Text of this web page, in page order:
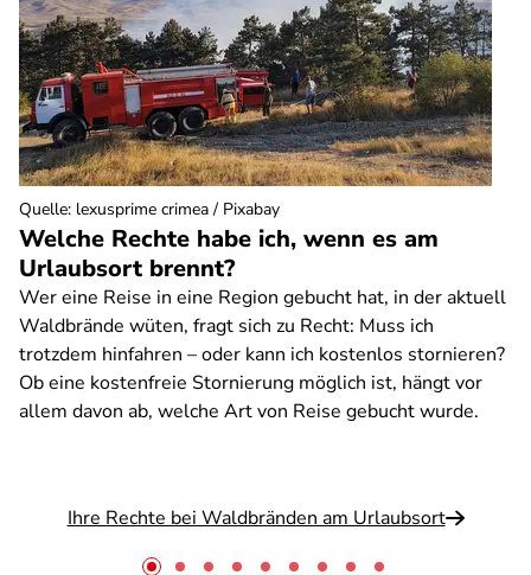
Welche Rechte habe ich, wenn es am
Urlaubsort brennt?
Wer eine Reise in eine Region gebucht hat, in der aktuell
Waldbrände wüten, fragt sich zu Recht: Muss ich
trotzdem hinfahren – oder kann ich kostenlos stornieren?
Ob eine kostenfreie Stornierung möglich ist, hängt vor
allem davon ab, welche Art von Reise gebucht wurde.
Ihre Rechte bei Waldbränden am Urlaubsort
Quelle: lexusprime crimea / Pixabay